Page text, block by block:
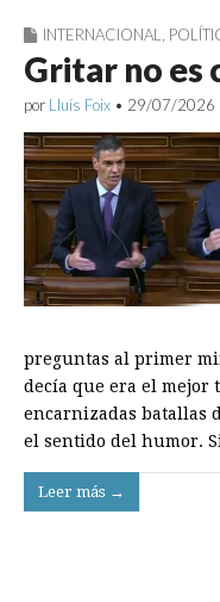
INTERNACIONAL
Gritar no es
por Lluís Foix • 29/07/2026
preguntas al primer
decía que era el mejor
encarnizadas batallas
el sentido del humor.
Leer más →